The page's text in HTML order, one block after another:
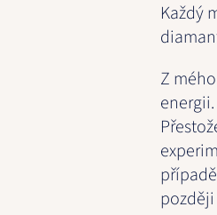
Každý
Z
energii.